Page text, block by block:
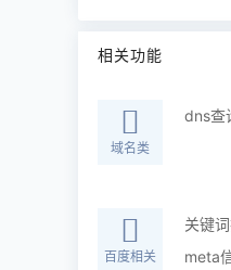
相关功能
域名类
dns查
百度相关
关键
meta